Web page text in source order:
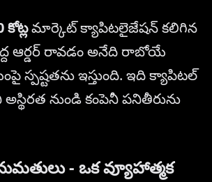
కోట్లమార్కెట్ క్యాపిటలైజేషన్ కలిగిన
ఆర్డర్ రావడం అనేది రాబోయే
స్పష్టతను ఇస్తుంది. ఇది క్యాపిటల్
నుండి కంపెనీ పనితీరును
- ఒక వ్యూహాత్మక